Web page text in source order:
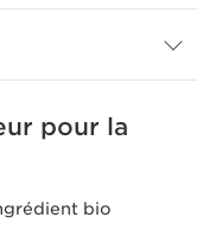
réservez votre Soin
nourrir
pour la
bio